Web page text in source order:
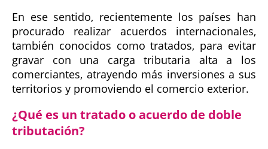
En ese sentido, recientemente los países han
procurado realizar acuerdos internacionales,
también conocidos como tratados, para evitar
gravar con una carga tributaria alta a los
comerciantes, atrayendo más inversiones a sus
territorios y promoviendo el comercio exterior.
¿Qué es un tratado o acuerdo de doble
tributación?